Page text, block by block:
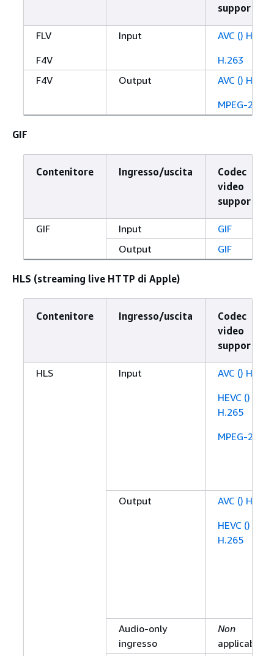
supportato
FLV
F4V
Input
AVC () H.264
H.263
F4V
Output
AVC () H.264
MPEG-2
GIF
Contenitore Ingresso/uscita
Codec
video
supportato
GIF Input
GIF
Output
GIF
HLS (streaming live HTTP di Apple)
Contenitore Ingresso/uscita
Codec
video
supportato
HLS Input
AVC () H.264
HEVC ()
H.265
MPEG-2
Output
AVC () H.264
HEVC ()
H.265
Audio-only
ingresso
Non
applicabile